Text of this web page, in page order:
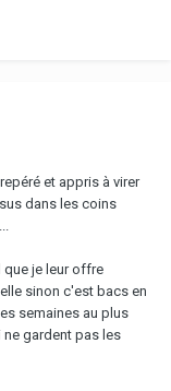
et appris à virer
dans les coins
que je leur offre
sinon c'est bacs en
semaines au plus
ne gardent pas les